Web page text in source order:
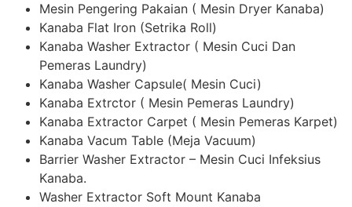
Mesin Pengering Pakaian ( Mesin Dryer Kanaba)
Kanaba Flat Iron (Setrika Roll)
Kanaba Washer Extractor ( Mesin Cuci Dan
Pemeras Laundry)
Kanaba Washer Capsule( Mesin Cuci)
Kanaba Extrctor ( Mesin Pemeras Laundry)
Kanaba Extractor Carpet ( Mesin Pemeras Karpet)
Kanaba Vacum Table (Meja Vacuum)
Barrier Washer Extractor – Mesin Cuci Infeksius
Kanaba.
Washer Extractor Soft Mount Kanaba